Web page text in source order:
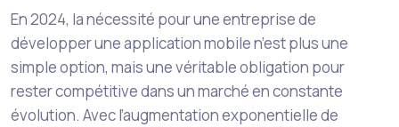
En 2024, la nécessité pour une entreprise de
développer une application mobile n’est plus une
simple option, mais une véritable obligation pour
rester compétitive dans un marché en constante
évolution. Avec l’augmentation exponentielle de